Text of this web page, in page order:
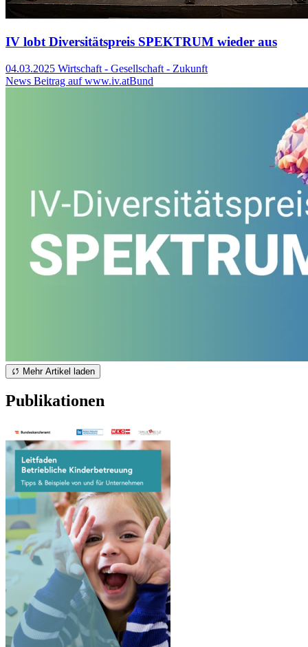
IV lobt Diversitätspreis SPEKTRUM wieder aus
04.03.2025 Wirtschaft - Gesellschaft - Zukunft
News Beitrag auf www.iv.atBund
Mehr Artikel laden
Publikationen